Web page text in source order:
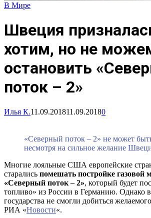
В Мире
Швеция
хотим, но не
остановить
поток – 2»
Илья К.11.09.201811.09.20180
«Северный поток – 2» не может
несмотря на сильное желание
Многие лояльные США европейские
старались помешать постройке газовой
«Северный поток – 2», который будет
топливо» из России в Германию. Однако в
государства не смогли добиться
РИА «Новости«.